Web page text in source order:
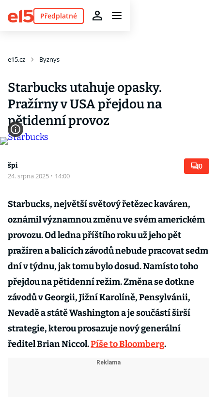
Předplatné
e15.cz Byznys
Starbucks utahuje opasky.
Pražírny v USA přejdou na
pětidenní provoz
špi
24. srpna 2025 · 14:00
0
Starbucks, největší světový řetězec kaváren,
oznámil významnou změnu ve svém americkém
provozu. Od ledna příštího roku už jeho pět
pražíren a balicích závodů nebude pracovat sedm
dní v týdnu, jak tomu bylo dosud. Namísto toho
přejdou na pětidenní režim. Změna se dotkne
závodů v Georgii, Jižní Karolíně, Pensylvánii,
Nevadě a státě Washington a je součástí širší
strategie, kterou prosazuje nový generální
ředitel Brian Niccol.Píše to Bloomberg.